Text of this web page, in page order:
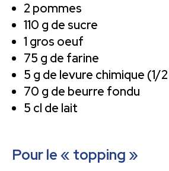
2 pommes
110 g de sucre
1 gros oeuf
75 g de farine
5 g de levure chimique (1/
70 g de beurre fondu
5 cl de lait
Pour le « topping »